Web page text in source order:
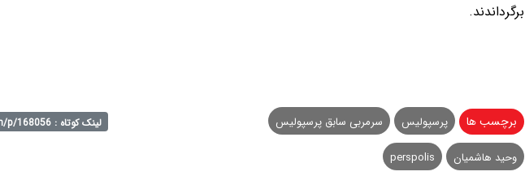
برگرداندند.
برچسب ها پرسپولیس سرمربی سابق پرسپولیس
وحید هاشمیان perspolis
لینک کوتاه : https://arteshesorkh.com/p/168056